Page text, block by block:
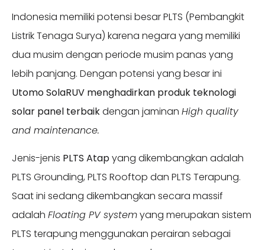
Indonesia memiliki potensi besar PLTS (Pembangkit
Listrik Tenaga Surya) karena negara yang memiliki
dua musim dengan periode musim panas yang
lebih panjang. Dengan potensi yang besar ini
Utomo SolaRUV menghadirkan produk teknologi
solar panel terbaikdengan jaminan High quality
and maintenance.
Jenis-jenis PLTS Atapyang dikembangkan adalah
PLTS Grounding, PLTS Rooftop dan PLTS Terapung.
Saat ini sedang dikembangkan secara massif
adalah Floating PV systemyang merupakan sistem
PLTS terapung menggunakan perairan sebagai